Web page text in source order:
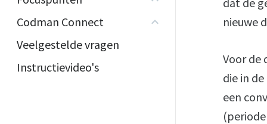
Codman Connect
Veelgestelde vragen
Instructievideo's
nieuwe
Voor de
die in
een